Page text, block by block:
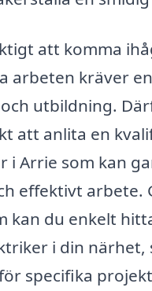
att komma
arbeten kräver
utbildning.
att anlita en
i Arrie som kan
effektivt arbete.
kan du enkelt
i din närhet,
specifika